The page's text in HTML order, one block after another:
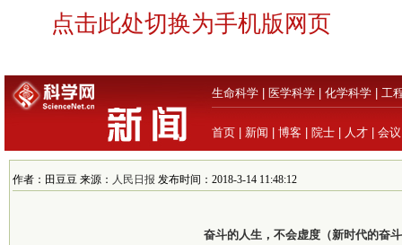
点击此处切换为手机版网页
生命科学 医学科学 化学科学 工
首页 新闻 博客 院士 人才 会议
作者：田豆豆 来源： 人民日报 发布时间：2018-3-14 11:48:12
奋斗的人生，不会虚度（新时代的奋